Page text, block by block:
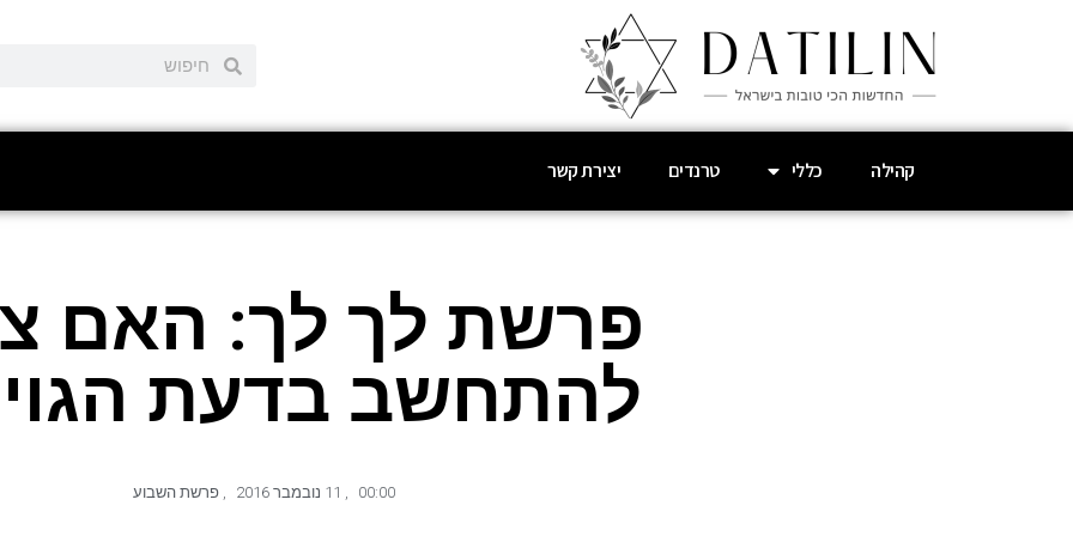
קהילה כללי טרנדים יצירת קשר
פרשת לך לך: האם
להתחשב בדעת
00:00
,
, פרשת השבוע